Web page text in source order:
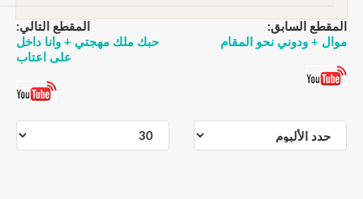
المقطع السابق:
موال + ودوني نحو المقام
المقطع التالي:
حبك ملك مهجتي + وانا داخل
على اعتاب